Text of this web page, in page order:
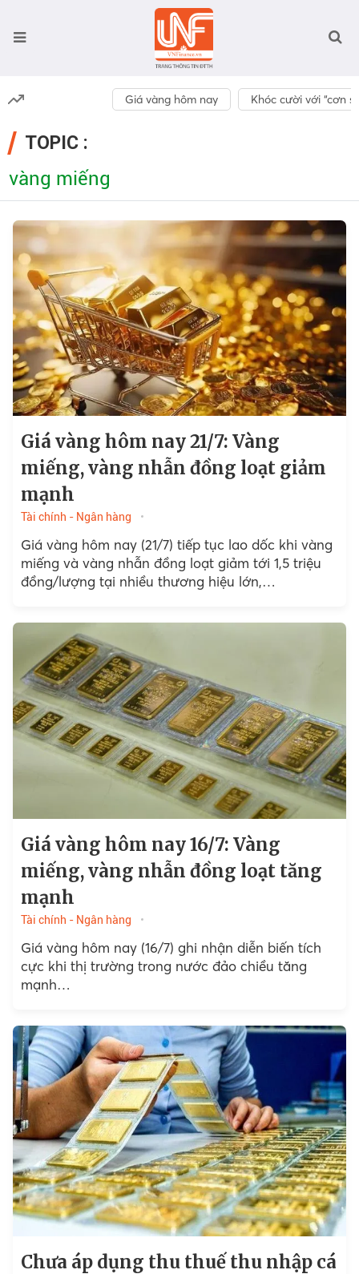
Giá vàng hôm nay Khóc cười với “cơn
TOPIC :
vàng miếng
Giá vàng hôm nay 21/7: Vàng
miếng, vàng nhẫn đồng loạt giảm
mạnh
Tài chính - Ngân hàng
Giá vàng hôm nay (21/7) tiếp tục lao dốc khi vàng
miếng và vàng nhẫn đồng loạt giảm tới 1,5 triệu
đồng/lượng tại nhiều thương hiệu lớn,…
Giá vàng hôm nay 16/7: Vàng
miếng, vàng nhẫn đồng loạt tăng
mạnh
Tài chính - Ngân hàng
Giá vàng hôm nay (16/7) ghi nhận diễn biến tích
cực khi thị trường trong nước đảo chiều tăng
mạnh…
Chưa áp dụng thu thuế thu nhập cá